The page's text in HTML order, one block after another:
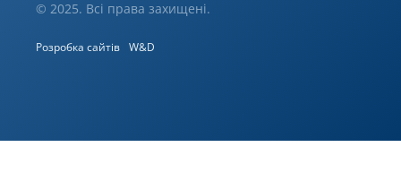
© 2025. Всі права захищені.
Розробка сайтів W&D